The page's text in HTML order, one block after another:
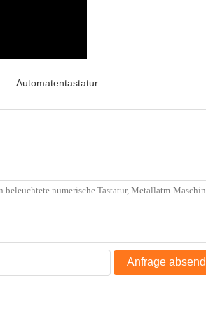
Automatentastatur
Anfrage